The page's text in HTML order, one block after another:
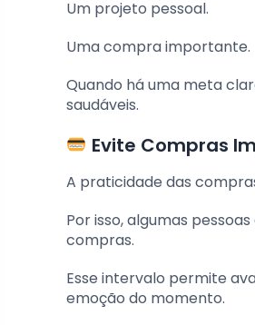
Um projeto pessoal.
Uma compra importante.
Quando há uma meta
saudáveis.
Evite Compras
A praticidade das
Por isso, algumas
compras.
Esse intervalo permite
emoção do momento.